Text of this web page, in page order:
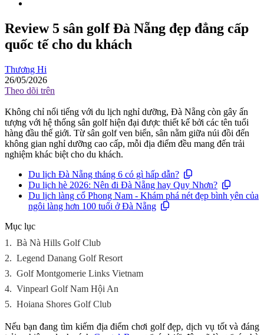
Review 5 sân golf Đà Nẵng đẹp đẳng cấp
quốc tế cho du khách
Thương Hi
26/05/2026
Theo dõi trên
Không chỉ nổi tiếng với du lịch nghỉ dưỡng, Đà Nẵng còn gây ấn
tượng với hệ thống sân golf hiện đại được thiết kế bởi các tên tuổi
hàng đầu thế giới. Từ sân golf ven biển, sân nằm giữa núi đồi đến
không gian nghỉ dưỡng cao cấp, mỗi địa điểm đều mang đến trải
nghiệm khác biệt cho du khách.
Du lịch Đà Nẵng tháng 6 có gì hấp dẫn?
Du lịch hè 2026: Nên đi Đà Nẵng hay Quy Nhơn?
Du lịch làng cổ Phong Nam - Khám phá nét đẹp bình yên của
ngôi làng hơn 100 tuổi ở Đà Nẵng
Mục lục
1. Bà Nà Hills Golf Club
2. Legend Danang Golf Resort
3. Golf Montgomerie Links Vietnam
4. Vinpearl Golf Nam Hội An
5. Hoiana Shores Golf Club
Nếu bạn đang tìm kiếm địa điểm chơi golf đẹp, dịch vụ tốt và đáng